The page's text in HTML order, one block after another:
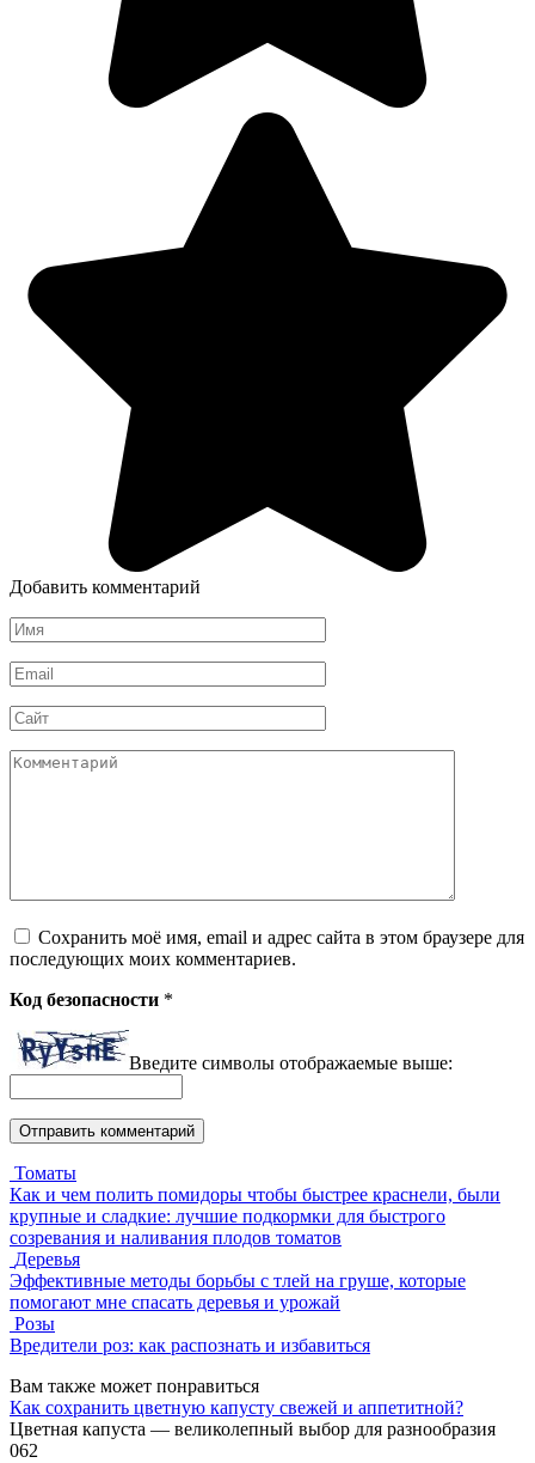
Добавить комментарий
Имя
*
Email
*
Сайт
Комментарий
Сохранить моё имя, email и адрес сайта в этом браузере для
последующих моих комментариев.
Код безопасности *
Введите символы отображаемые выше:
Томаты
Как и чем полить помидоры чтобы быстрее краснели, были
крупные и сладкие: лучшие подкормки для быстрого
созревания и наливания плодов томатов
Деревья
Эффективные методы борьбы с тлей на груше, которые
помогают мне спасать деревья и урожай
Розы
Вредители роз: как распознать и избавиться
Вам также может понравиться
Как сохранить цветную капусту свежей и аппетитной?
Цветная капуста — великолепный выбор для разнообразия
062